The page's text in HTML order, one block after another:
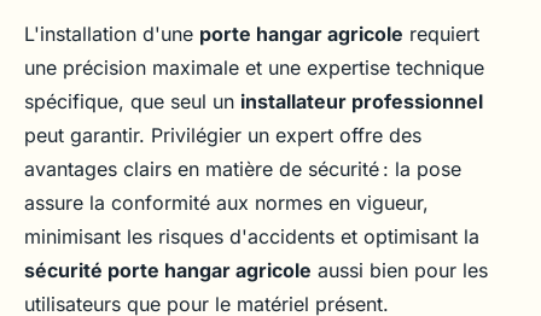
L'installation d'une porte hangar agricole requiert
une précision maximale et une expertise technique
spécifique, que seul un installateur professionnel
peut garantir. Privilégier un expert offre des
avantages clairs en matière de sécurité : la pose
assure la conformité aux normes en vigueur,
minimisant les risques d'accidents et optimisant la
sécurité porte hangar agricole aussi bien pour les
utilisateurs que pour le matériel présent.